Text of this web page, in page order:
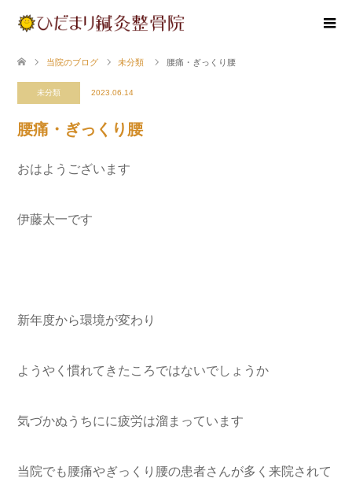
当院のブログ 未分類 腰痛・ぎっくり腰
未分類 2023.06.14
腰痛・ぎっくり腰
おはようございます
伊藤太一です
新年度から環境が変わり
ようやく慣れてきたころではないでしょうか
気づかぬうちにに疲労は溜まっています
当院でも腰痛やぎっくり腰の患者さんが多く来院されて